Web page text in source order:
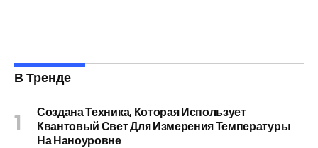
В Тренде
Создана Техника, Которая Использует
Квантовый Свет Для Измерения Температуры
На Наноуровне